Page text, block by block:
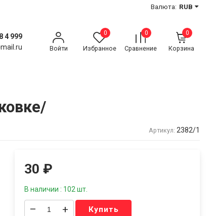
Валюта: RUB
4 999
Войти
0
Избранное
0
Сравнение
0
Корзина
Артикул: 2382/1
30₽
В наличии : 102 шт.
– + Купить